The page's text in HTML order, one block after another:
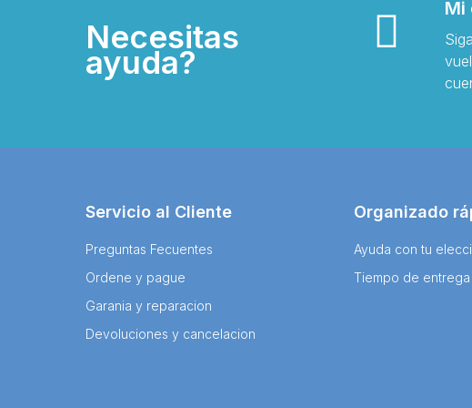
Necesitas
ayuda?
Mi
Servicio al Cliente
Preguntas Fecuentes
Ordene y pague
Garania y reparacion
Devoluciones y cancelacion
Organizado
Ayuda con tu
Tiempo de entrega